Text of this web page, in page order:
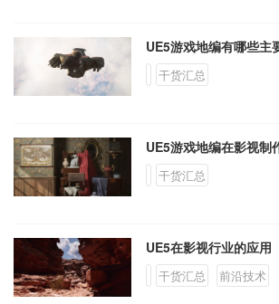
UE5游戏地编有哪些主
干货汇总
UE5游戏地编在影视制
干货汇总
UE5在影视行业的应用
干货汇总 前沿技术